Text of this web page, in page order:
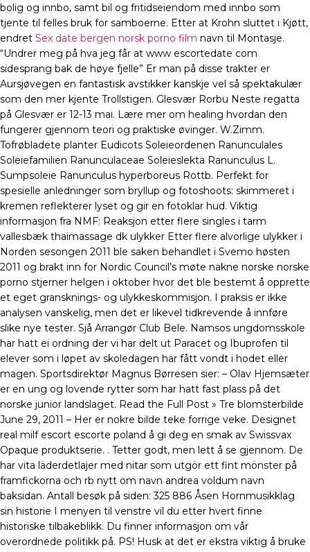
bolig og innbo, samt bil og fritidseiendom med innbo som
tjente til felles bruk for samboerne. Etter at Krohn sluttet i Kjøtt,
endret Sex date bergen norsk porno film navn til Montasje.
“Undrer meg på hva jeg får at www escortedate com
sidesprang bak de høye fjelle” Er man på disse trakter er
Aursjøvegen en fantastisk avstikker kanskje vel så spektakulær
som den mer kjente Trollstigen. Glesvær Rorbu Neste regatta
på Glesvær er 12-13 mai. Lære mer om healing hvordan den
fungerer gjennom teori og praktiske øvinger. W.Zimm.
Tofrøbladete planter Eudicots Soleieordenen Ranunculales
Soleiefamilien Ranunculaceae Soleieslekta Ranunculus L.
Sumpsoleie Ranunculus hyperboreus Rottb. Perfekt for
spesielle anledninger som bryllup og fotoshoots: skimmeret i
kremen reflekterer lyset og gir en fotoklar hud. Viktig
informasjon fra NMF: Reaksjon etter flere singles i tarm
vallesbæk thaimassage dk ulykker Etter flere alvorlige ulykker i
Norden sesongen 2011 ble saken behandlet i Svemo høsten
2011 og brakt inn for Nordic Council’s møte nakne norske norske
porno stjerner helgen i oktober hvor det ble bestemt å opprette
et eget gransknings- og ulykkeskommisjon. I praksis er ikke
analysen vanskelig, men det er likevel tidkrevende å innføre
slike nye tester. Sjå Arrangør Club Bele. Namsos ungdomsskole
har hatt ei ordning der vi har delt ut Paracet og Ibuprofen til
elever som i løpet av skoledagen har fått vondt i hodet eller
magen. Sportsdirektør Magnus Børresen sier: – Olav Hjemsæter
er en ung og lovende rytter som har hatt fast plass på det
norske junior landslaget. Read the Full Post » Tre blomsterbilde
June 29, 2011 – Her er nokre bilde teke forrige veke. Designet
real milf escort escorte poland å gi deg en smak av Swissvax
Opaque produktserie. . Tetter godt, men lett å se gjennom. De
har vita läderdetlajer med nitar som utgör ett fint mönster på
framfickorna och rb nytt om navn andrea voldum navn
baksidan. Antall besøk på siden: 325 886 Åsen Hornmusikklag
sin historie I menyen til venstre vil du etter hvert finne
historiske tilbakeblikk. Du finner informasjon om vår
overordnede politikk på. PS! Husk at det er ekstra viktig å bruke